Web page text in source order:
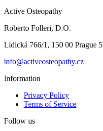
Active Osteopathy
Roberto Folleri, D.O.
Lidická 766/1, 150 00 Prague 5
info@activeosteopathy.cz
Information
Privacy Policy
Terms of Service
Follow us